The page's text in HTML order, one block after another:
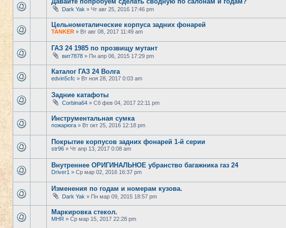
Dark Yak » Чт авг 25, 2016 17:46 pm
Цельнометалические корпуса задних фонарей
TANKER » Вт авг 08, 2017 11:49 am
ГАЗ 24 1985 по прозвищу мутант
вит7878 » Пн апр 06, 2015 17:29 pm
Каталог ГАЗ 24 Волга
edvin5cfc » Вт ноя 28, 2017 0:03 am
Задние катафоты
Corbina64 » Сб фев 04, 2017 22:11 pm
Инструментальная сумка
пожарюга » Вт окт 25, 2016 12:18 pm
Покрытие корпусов задних фонарей 1-й серии
str96 » Чт апр 13, 2017 0:08 am
Внутреннее ОРИГИНАЛЬНОЕ убранство багажника газ 24
Driver1 » Ср мар 02, 2016 16:37 pm
Изменения по годам и номерам кузова.
Dark Yak » Пн мар 09, 2015 18:57 pm
Маркировка стекол.
MHR » Ср мар 15, 2017 22:28 pm